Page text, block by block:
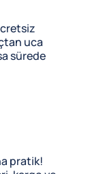
uca
sürede
pratik!